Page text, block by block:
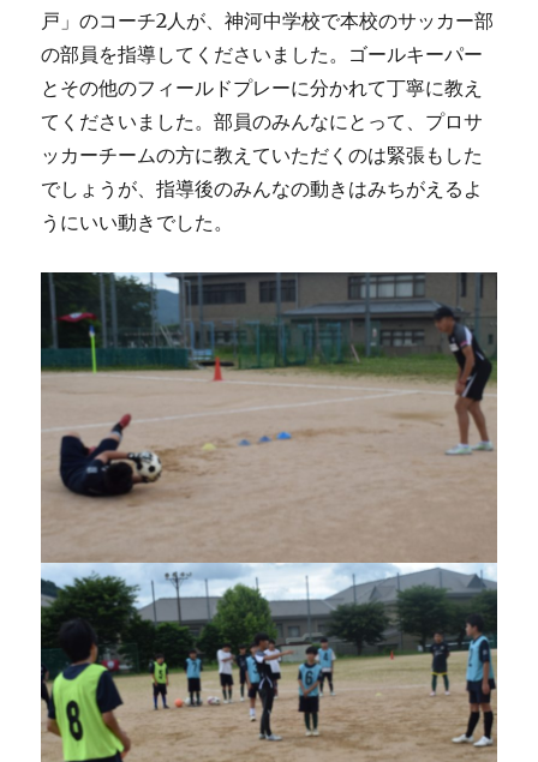
戸」のコーチ2人が、神河中学校で本校のサッカー部
の部員を指導してくださいました。ゴールキーパー
とその他のフィールドプレーに分かれて丁寧に教え
てくださいました。部員のみんなにとって、プロサ
ッカーチームの方に教えていただくのは緊張もした
でしょうが、指導後のみんなの動きはみちがえるよ
うにいい動きでした。